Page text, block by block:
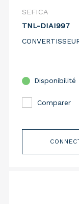
SEFICA
TNL-DIAI997
Disponibilité
Comparer